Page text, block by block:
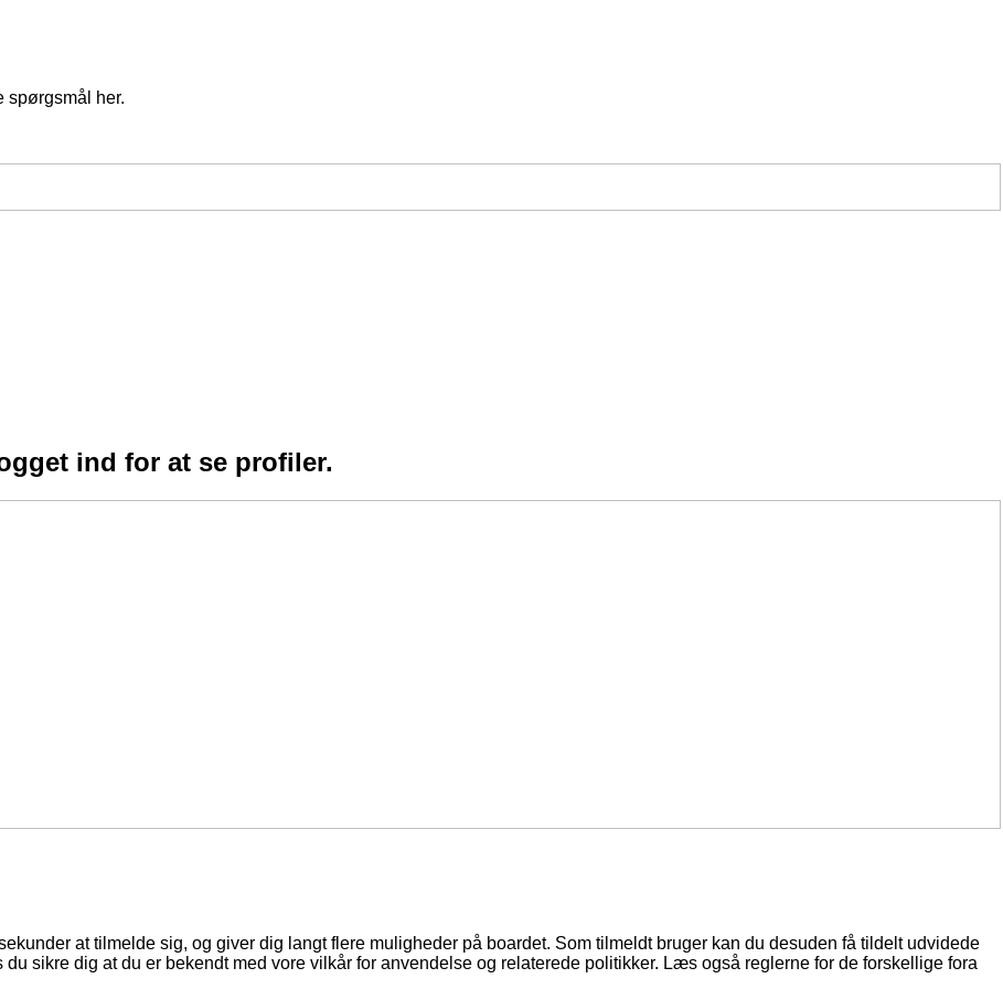
spørgsmål her.
ind for at se profiler.
at tilmelde sig, og giver dig langt flere muligheder på boardet. Som tilmeldt bruger kan du desuden få tildelt udvidede
sikre dig at du er bekendt med vore vilkår for anvendelse og relaterede politikker. Læs også reglerne for de forskellige fora